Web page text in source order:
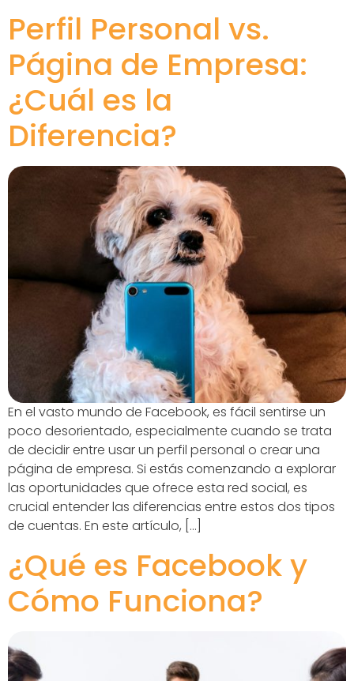
Perfil Personal vs.
Página de Empresa:
¿Cuál es la
Diferencia?
En el vasto mundo de Facebook, es fácil sentirse un
poco desorientado, especialmente cuando se trata
de decidir entre usar un perfil personal o crear una
página de empresa. Si estás comenzando a explorar
las oportunidades que ofrece esta red social, es
crucial entender las diferencias entre estos dos tipos
de cuentas. En este artículo, […]
¿Qué es Facebook y
Cómo Funciona?